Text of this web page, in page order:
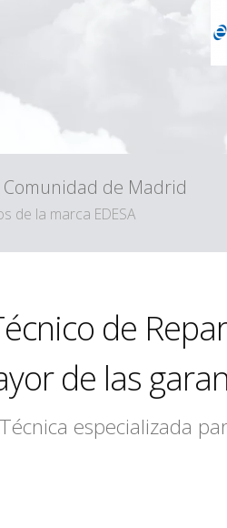
de Madrid
de la marca EDESA
de
de las
especializada